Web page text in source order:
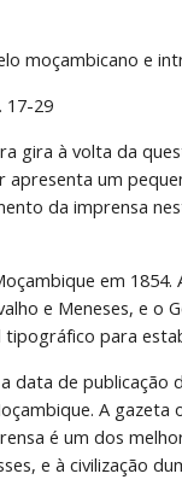
moçambicano e
17-29
gira à volta da
um
da imprensa
em
e Meneses, e
para
data de
A
é um dos
e à civilização